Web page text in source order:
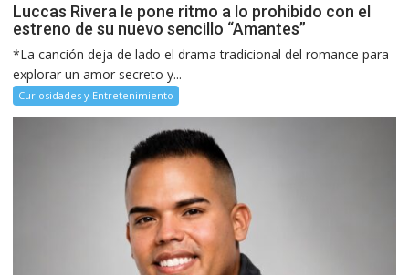
Luccas Rivera le pone ritmo a lo prohibido con el
estreno de su nuevo sencillo “Amantes”
*La canción deja de lado el drama tradicional del romance para
explorar un amor secreto y...
Curiosidades y Entretenimiento